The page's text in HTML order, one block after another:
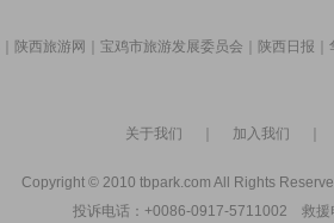
陕西旅游网 宝鸡市旅游发展委员会 陕西日报
关于我们 加入我们
Copyright © 2010 tbpark.com All Rights
投诉电话：+0086-0917-5711002 救